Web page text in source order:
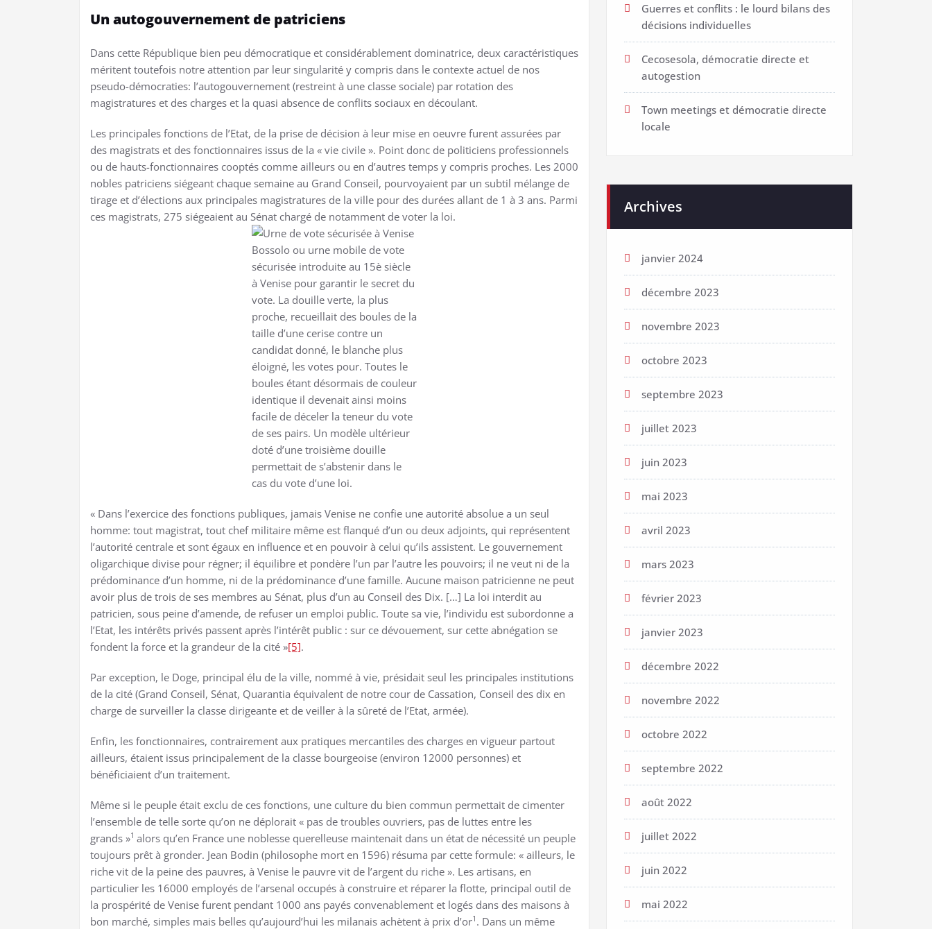
Un autogouvernement de patriciens
Dans cette République bien peu démocratique et considérablement dominatrice, deux caractéristiques
méritent toutefois notre attention par leur singularité y compris dans le contexte actuel de nos
pseudo-démocraties: l’autogouvernement (restreint à une classe sociale) par rotation des
magistratures et des charges et la quasi absence de conflits sociaux en découlant.
Les principales fonctions de l’Etat, de la prise de décision à leur mise en oeuvre furent assurées par
des magistrats et des fonctionnaires issus de la « vie civile ». Point donc de politiciens professionnels
ou de hauts-fonctionnaires cooptés comme ailleurs ou en d’autres temps y compris proches. Les 2000
nobles patriciens siégeant chaque semaine au Grand Conseil, pourvoyaient par un subtil mélange de
tirage et d’élections aux principales magistratures de la ville pour des durées allant de 1 à 3 ans. Parmi
ces magistrats, 275 siégeaient au Sénat chargé de notamment de voter la loi.
Bossolo ou urne mobile de vote
sécurisée introduite au 15è siècle
à Venise pour garantir le secret du
vote. La douille verte, la plus
proche, recueillait des boules de la
taille d’une cerise contre un
candidat donné, le blanche plus
éloigné, les votes pour. Toutes le
boules étant désormais de couleur
identique il devenait ainsi moins
facile de déceler la teneur du vote
de ses pairs. Un modèle ultérieur
doté d’une troisième douille
permettait de s’abstenir dans le
cas du vote d’une loi.
« Dans l’exercice des fonctions publiques, jamais Venise ne confie une autorité absolue a un seul
homme: tout magistrat, tout chef militaire même est flanqué d’un ou deux adjoints, qui représentent
l’autorité centrale et sont égaux en influence et en pouvoir à celui qu’ils assistent. Le gouvernement
oligarchique divise pour régner; il équilibre et pondère l’un par l’autre les pouvoirs; il ne veut ni de la
prédominance d’un homme, ni de la prédominance d’une famille. Aucune maison patricienne ne peut
avoir plus de trois de ses membres au Sénat, plus d’un au Conseil des Dix. […] La loi interdit au
patricien, sous peine d’amende, de refuser un emploi public. Toute sa vie, l’individu est subordonne a
l’Etat, les intérêts privés passent après l’intérêt public : sur ce dévouement, sur cette abnégation se
fondent la force et la grandeur de la cité »[5].
Par exception, le Doge, principal élu de la ville, nommé à vie, présidait seul les principales institutions
de la cité (Grand Conseil, Sénat, Quarantia équivalent de notre cour de Cassation, Conseil des dix en
charge de surveiller la classe dirigeante et de veiller à la sûreté de l’Etat, armée).
Enfin, les fonctionnaires, contrairement aux pratiques mercantiles des charges en vigueur partout
ailleurs, étaient issus principalement de la classe bourgeoise (environ 12000 personnes) et
bénéficiaient d’un traitement.
Même si le peuple était exclu de ces fonctions, une culture du bien commun permettait de cimenter
l’ensemble de telle sorte qu’on ne déplorait « pas de troubles ouvriers, pas de luttes entre les
grands »1 alors qu’en France une noblesse querelleuse maintenait dans un état de nécessité un peuple
toujours prêt à gronder. Jean Bodin (philosophe mort en 1596) résuma par cette formule: « ailleurs, le
riche vit de la peine des pauvres, à Venise le pauvre vit de l’argent du riche ». Les artisans, en
particulier les 16000 employés de l’arsenal occupés à construire et réparer la flotte, principal outil de
la prospérité de Venise furent pendant 1000 ans payés convenablement et logés dans des maisons à
bon marché, simples mais belles qu’aujourd’hui les milanais achètent à prix d’or1 . Dans un même
Guerres et conflits : le lourd bilans des
décisions individuelles
Cecosesola, démocratie directe et
autogestion
Town meetings et démocratie directe
locale
Archives
janvier 2024
décembre 2023
novembre 2023
octobre 2023
septembre 2023
juillet 2023
juin 2023
mai 2023
avril 2023
mars 2023
février 2023
janvier 2023
décembre 2022
novembre 2022
octobre 2022
septembre 2022
août 2022
juillet 2022
juin 2022
mai 2022